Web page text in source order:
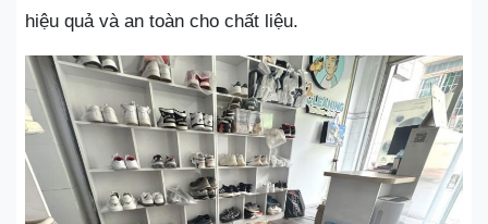
hiệu quả và an toàn cho chất liệu.